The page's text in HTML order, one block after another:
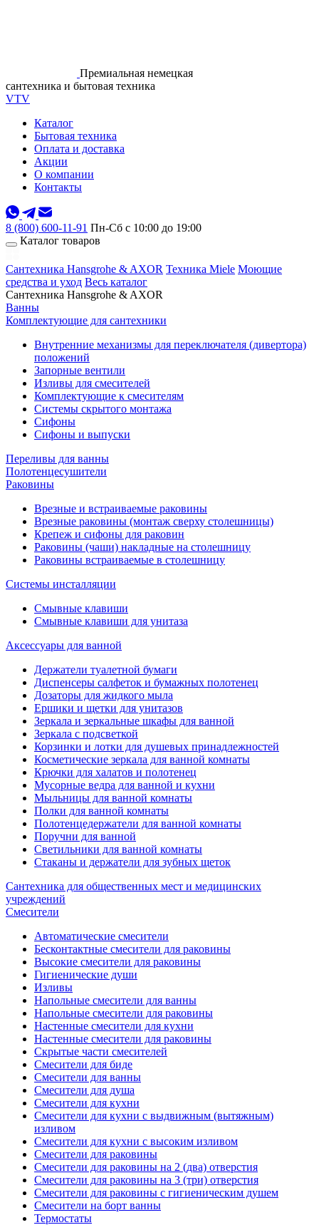
Премиальная немецкая
сантехника и бытовая техника
VTV
Каталог
Бытовая техника
Оплата и доставка
Акции
О компании
Контакты
8 (800) 600-11-91 Пн-Сб с 10:00 до 19:00
Каталог товаров
Сантехника Hansgrohe & AXOR Техника Miele Моющие
средства и уход Весь каталог
Сантехника Hansgrohe & AXOR
Ванны
Комплектующие для сантехники
Внутренние механизмы для переключателя (дивертора)
положений
Запорные вентили
Изливы для смесителей
Комплектующие к смесителям
Системы скрытого монтажа
Сифоны
Сифоны и выпуски
Переливы для ванны
Полотенцесушители
Раковины
Врезные и встраиваемые раковины
Врезные раковины (монтаж сверху столешницы)
Крепеж и сифоны для раковин
Раковины (чаши) накладные на столешницу
Раковины встраиваемые в столешницу
Системы инсталляции
Смывные клавиши
Смывные клавиши для унитаза
Аксессуары для ванной
Держатели туалетной бумаги
Диспенсеры салфеток и бумажных полотенец
Дозаторы для жидкого мыла
Ершики и щетки для унитазов
Зеркала и зеркальные шкафы для ванной
Зеркала с подсветкой
Корзинки и лотки для душевых принадлежностей
Косметические зеркала для ванной комнаты
Крючки для халатов и полотенец
Мусорные ведра для ванной и кухни
Мыльницы для ванной комнаты
Полки для ванной комнаты
Полотенцедержатели для ванной комнаты
Поручни для ванной
Светильники для ванной комнаты
Стаканы и держатели для зубных щеток
Сантехника для общественных мест и медицинских
учреждений
Смесители
Автоматические смесители
Бесконтактные смесители для раковины
Высокие смесители для раковины
Гигиенические души
Изливы
Напольные смесители для ванны
Напольные смесители для раковины
Настенные смесители для кухни
Настенные смесители для раковины
Скрытые части смесителей
Смесители для биде
Смесители для ванны
Смесители для душа
Смесители для кухни
Смесители для кухни с выдвижным (вытяжным)
изливом
Смесители для кухни с высоким изливом
Смесители для раковины
Смесители для раковины на 2 (два) отверстия
Смесители для раковины на 3 (три) отверстия
Смесители для раковины с гигиеническим душем
Смесители на борт ванны
Термостаты